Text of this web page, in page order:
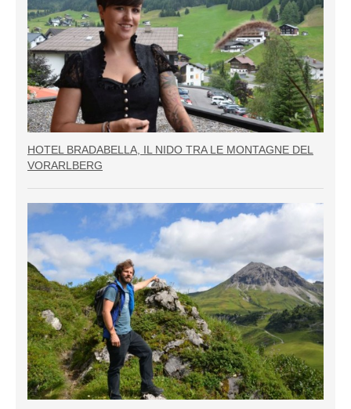
HOTEL BRADABELLA, IL NIDO TRA LE MONTAGNE DEL
VORARLBERG